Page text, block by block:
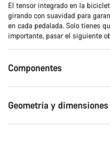
El tensor integrado en la
girando con suavidad para
en cada pedalada. Solo tienes
importante, pasar el siguiente
Componentes
Geometría y dimensiones